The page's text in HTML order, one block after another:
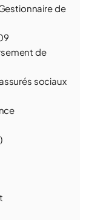
de
de
sociaux